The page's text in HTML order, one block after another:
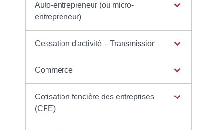
Auto-entrepreneur (ou micro-
entrepreneur)
Cessation d'activité – Transmission
Commerce
Cotisation foncière des entreprises
(CFE)